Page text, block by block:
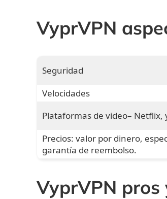
VyprVPN
Seguridad
Velocidades
Plataformas de video– Netflix,
Precios: valor por dinero,
garantía de reembolso.
VyprVPN pros